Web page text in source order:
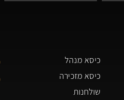
כיסא מנהל
כיסא מזכירה
שולחנות